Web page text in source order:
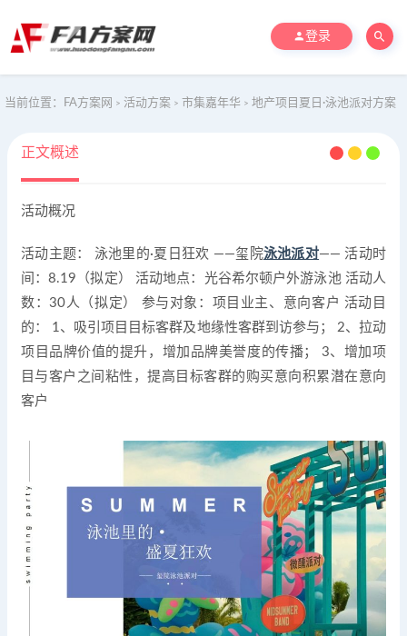
登录
当前位置： FA方案网 > 活动方案 > 市集嘉年华 > 地产项目夏日·泳池派对方案
正文概述
活动概况
活动主题： 泳池里的·夏日狂欢 ——玺院泳池派对—— 活动时
间：8.19（拟定） 活动地点：光谷希尔顿户外游泳池 活动人
数：30人（拟定） 参与对象：项目业主、意向客户 活动目
的： 1、吸引项目目标客群及地缘性客群到访参与； 2、拉动
项目品牌价值的提升，增加品牌美誉度的传播； 3、增加项
目与客户之间粘性，提高目标客群的购买意向积累潜在意向
客户